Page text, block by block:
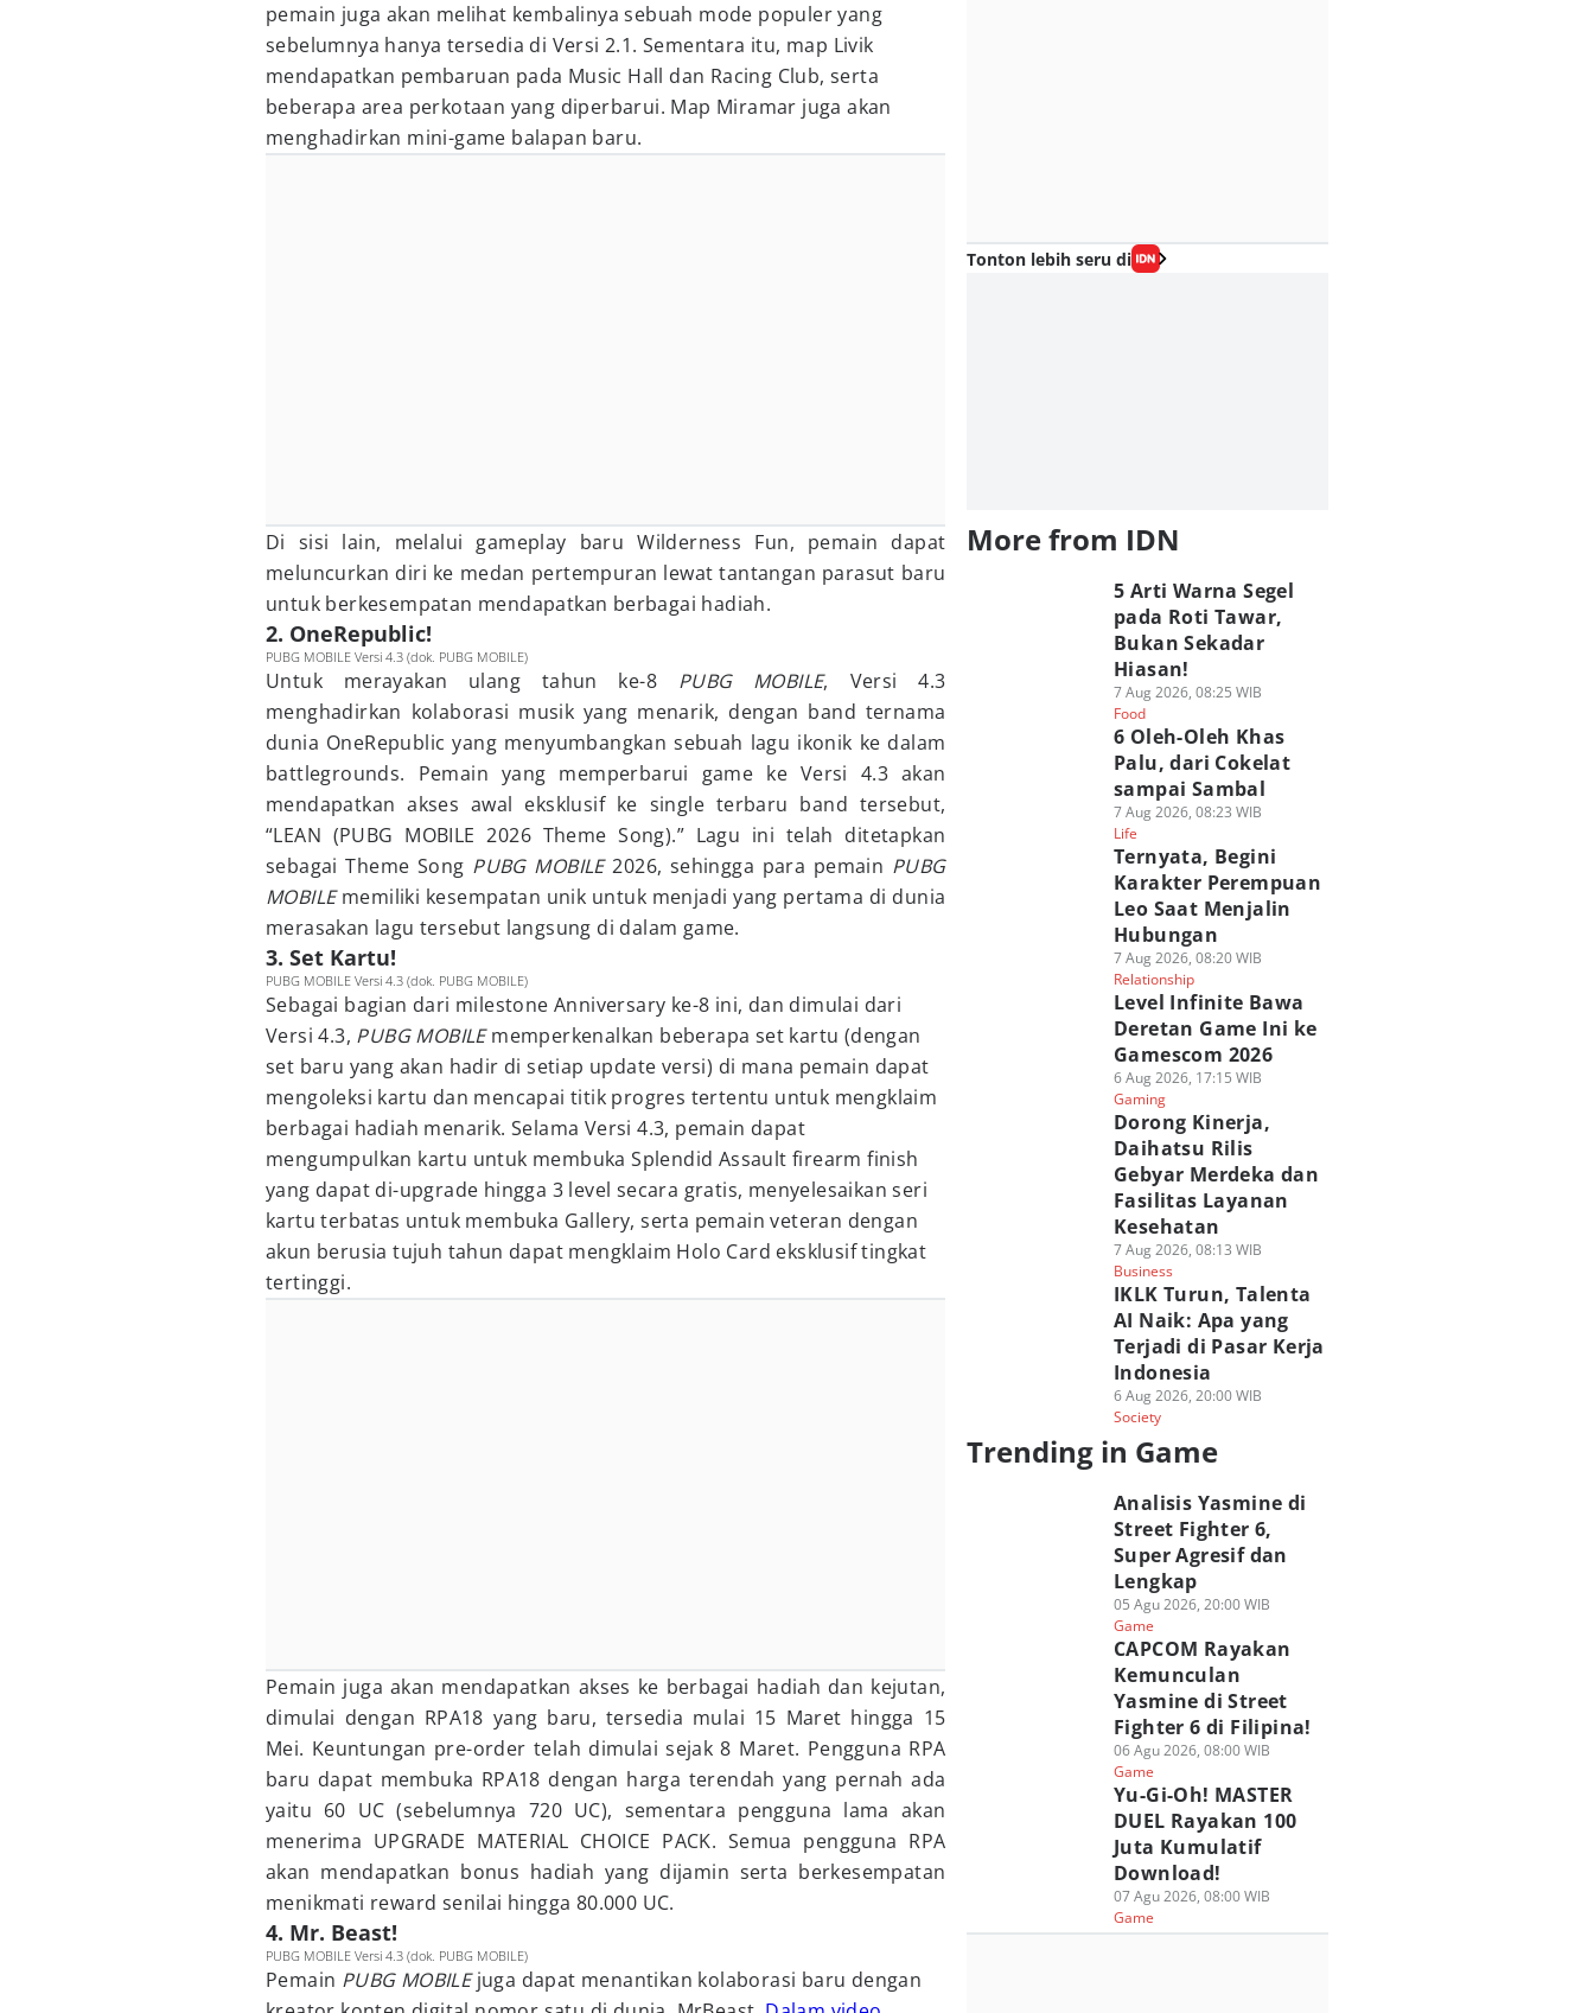
pemain juga akan melihat kembalinya sebuah mode populer yang
sebelumnya hanya tersedia di Versi 2.1. Sementara itu, map Livik
mendapatkan pembaruan pada Music Hall dan Racing Club, serta
beberapa area perkotaan yang diperbarui. Map Miramar juga akan
menghadirkan mini-game balapan baru.
Di sisi lain, melalui gameplay baru Wilderness Fun, pemain dapat
meluncurkan diri ke medan pertempuran lewat tantangan parasut baru
untuk berkesempatan mendapatkan berbagai hadiah.
2. OneRepublic!
PUBG MOBILE Versi 4.3 (dok. PUBG MOBILE)
Untuk merayakan ulang tahun ke-8 PUBG MOBILE, Versi 4.3
menghadirkan kolaborasi musik yang menarik, dengan band ternama
dunia OneRepublic yang menyumbangkan sebuah lagu ikonik ke dalam
battlegrounds. Pemain yang memperbarui game ke Versi 4.3 akan
mendapatkan akses awal eksklusif ke single terbaru band tersebut,
“LEAN (PUBG MOBILE 2026 Theme Song).” Lagu ini telah ditetapkan
sebagai Theme Song PUBG MOBILE2026, sehingga para pemain PUBG
MOBILEmemiliki kesempatan unik untuk menjadi yang pertama di dunia
merasakan lagu tersebut langsung di dalam game.
3. Set Kartu!
PUBG MOBILE Versi 4.3 (dok. PUBG MOBILE)
Sebagai bagian dari milestone Anniversary ke-8 ini, dan dimulai dari
Versi 4.3, PUBG MOBILEmemperkenalkan beberapa set kartu (dengan
set baru yang akan hadir di setiap update versi) di mana pemain dapat
mengoleksi kartu dan mencapai titik progres tertentu untuk mengklaim
berbagai hadiah menarik. Selama Versi 4.3, pemain dapat
mengumpulkan kartu untuk membuka Splendid Assault firearm finish
yang dapat di-upgrade hingga 3 level secara gratis, menyelesaikan seri
kartu terbatas untuk membuka Gallery, serta pemain veteran dengan
akun berusia tujuh tahun dapat mengklaim Holo Card eksklusif tingkat
tertinggi.
Pemain juga akan mendapatkan akses ke berbagai hadiah dan kejutan,
dimulai dengan RPA18 yang baru, tersedia mulai 15 Maret hingga 15
Mei. Keuntungan pre-order telah dimulai sejak 8 Maret. Pengguna RPA
baru dapat membuka RPA18 dengan harga terendah yang pernah ada
yaitu 60 UC (sebelumnya 720 UC), sementara pengguna lama akan
menerima UPGRADE MATERIAL CHOICE PACK. Semua pengguna RPA
akan mendapatkan bonus hadiah yang dijamin serta berkesempatan
menikmati reward senilai hingga 80.000 UC.
4. Mr. Beast!
PUBG MOBILE Versi 4.3 (dok. PUBG MOBILE)
Pemain PUBG MOBILEjuga dapat menantikan kolaborasi baru dengan
Tonton lebih seru di
More from IDN
5 Arti Warna Segel
pada Roti Tawar,
Bukan Sekadar
Hiasan!
7 Aug 2026, 08:25 WIB
Food
6 Oleh-Oleh Khas
Palu, dari Cokelat
sampai Sambal
7 Aug 2026, 08:23 WIB
Life
Ternyata, Begini
Karakter Perempuan
Leo Saat Menjalin
Hubungan
7 Aug 2026, 08:20 WIB
Relationship
Level Infinite Bawa
Deretan Game Ini ke
Gamescom 2026
6 Aug 2026, 17:15 WIB
Gaming
Dorong Kinerja,
Daihatsu Rilis
Gebyar Merdeka dan
Fasilitas Layanan
Kesehatan
7 Aug 2026, 08:13 WIB
Business
IKLK Turun, Talenta
AI Naik: Apa yang
Terjadi di Pasar Kerja
Indonesia
6 Aug 2026, 20:00 WIB
Society
Trending in Game
Analisis Yasmine di
Street Fighter 6,
Super Agresif dan
Lengkap
05 Agu 2026, 20:00 WIB
Game
CAPCOM Rayakan
Kemunculan
Yasmine di Street
Fighter 6 di Filipina!
06 Agu 2026, 08:00 WIB
Game
Yu-Gi-Oh! MASTER
DUEL Rayakan 100
Juta Kumulatif
Download!
07 Agu 2026, 08:00 WIB
Game